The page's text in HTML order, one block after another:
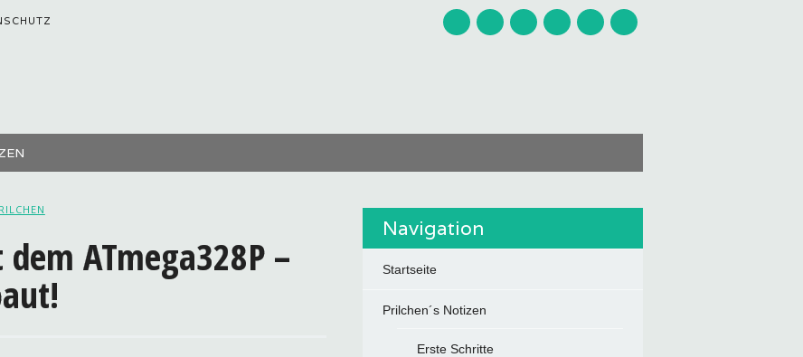
ATmega328P –
Navigation
Startseite
Prilchen´s Notizen
Erste Schritte